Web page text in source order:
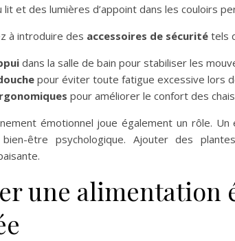
et des lumières d’appoint dans les couloirs
à introduire des accessoires de sécurité tels
dans la salle de bain pour stabiliser les
pour éviter toute fatigue excessive lors
pour améliorer le confort des
émotionnel joue également un rôle.
bien-être psychologique. Ajouter des
une alimentation